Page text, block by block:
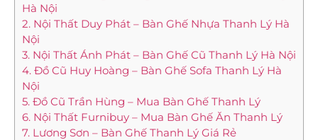
Hà Nội
2. Nội Thất Duy Phát – Bàn Ghế Nhựa Thanh Lý Hà
Nội
3. Nội Thất Ánh Phát – Bàn Ghế Cũ Thanh Lý Hà Nội
4. Đồ Cũ Huy Hoàng – Bàn Ghế Sofa Thanh Lý Hà
Nội
5. Đồ Cũ Trần Hùng – Mua Bàn Ghế Thanh Lý
6. Nội Thất Furnibuy – Mua Bàn Ghế Ăn Thanh Lý
7. Lương Sơn – Bàn Ghế Thanh Lý Giá Rẻ